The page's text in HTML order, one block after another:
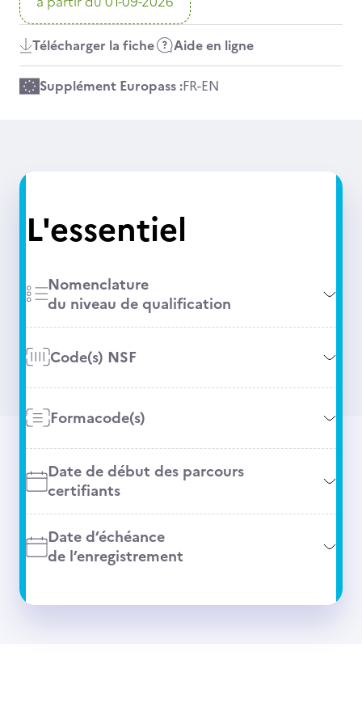
Télécharger la fiche Aide en ligne
Supplément Europass :FR-EN
L'essentiel
Nomenclature
du niveau de qualification
Code(s) NSF
Formacode(s)
Date de début des parcours
certifiants
Date d’échéance
de l’enregistrement